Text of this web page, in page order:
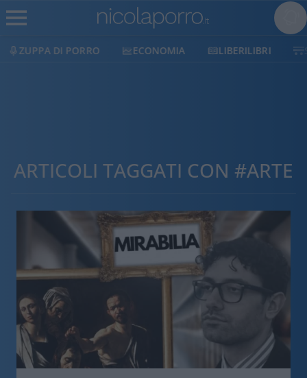
ECONOMIA LIBERILIBRI SHOP SOSTIENICI
ARTICOLI TAGGATI CON #ARTE